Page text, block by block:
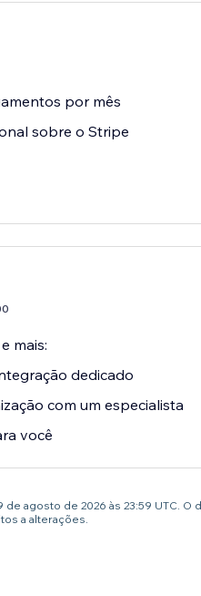
por mês
sobre o Stripe
mais:
dedicado
com um especialista
você
de agosto de 2026 às 23:59 UTC.
a alterações.